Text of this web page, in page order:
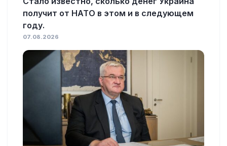
получит от НАТО в этом и в следующем
году.
07.08.2026